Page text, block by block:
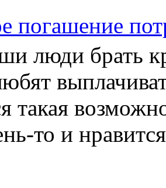
погашение
люди брать
такая
то и